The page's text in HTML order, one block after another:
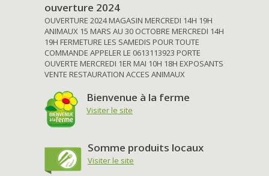
ouverture 2024
OUVERTURE 2024 MAGASIN MERCREDI 14H 19H
ANIMAUX 15 MARS AU 30 OCTOBRE MERCREDI 14H
19H FERMETURE LES SAMEDIS POUR TOUTE
COMMANDE APPELER LE 0613113923 PORTE
OUVERTE MERCREDI 1ER MAI 10H 18H EXPOSANTS
VENTE RESTAURATION ACCES ANIMAUX
Bienvenue à la ferme
Visiter le site
Somme produits locaux
Visiter le site